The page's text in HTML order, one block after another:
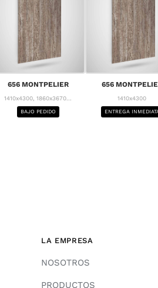
656 MONTPELIER
1410x4300, 1860x3670...
BAJO PEDIDO
656
1410x4300
ENTREGA
LA EMPRESA
NOSOTROS
PRODUCTOS